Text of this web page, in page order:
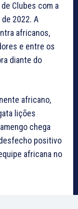
Clubes com a
2022. A
africanos,
e entre os
diante do
africano,
lições
chega
positivo
africana no